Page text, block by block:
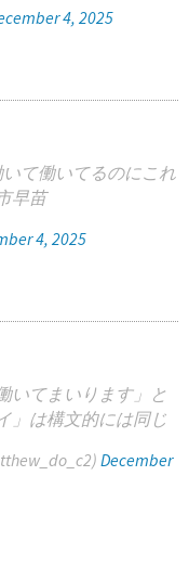
4, 2025
て働いてるのにこれ
早苗
4, 2025
いてまいります」と
」は構文的には同じ
December